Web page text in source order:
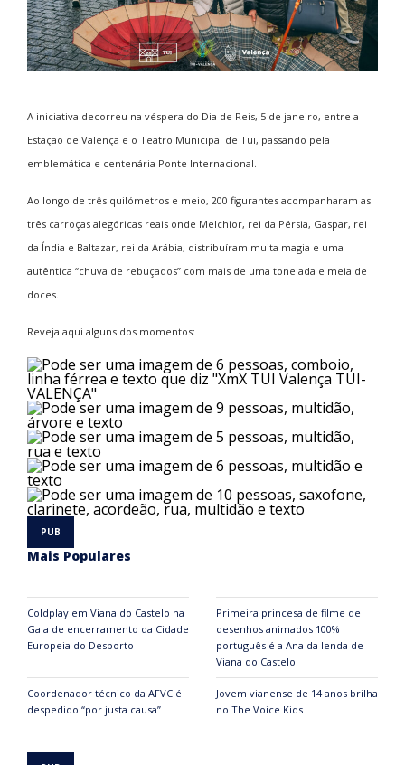
A iniciativa decorreu na véspera do Dia de Reis, 5 de janeiro, entre a
Estação de Valença e o Teatro Municipal de Tui, passando pela
emblemática e centenária Ponte Internacional.
Ao longo de três quilómetros e meio, 200 figurantes acompanharam as
três carroças alegóricas reais onde Melchior, rei da Pérsia, Gaspar, rei
da Índia e Baltazar, rei da Arábia, distribuíram muita magia e uma
autêntica “chuva de rebuçados” com mais de uma tonelada e meia de
doces.
Reveja aqui alguns dos momentos:
Mais Populares
Coldplay em Viana do Castelo na
Gala de encerramento da Cidade
Europeia do Desporto
Primeira princesa de filme de
desenhos animados 100%
português é a Ana da lenda de
Viana do Castelo
Coordenador técnico da AFVC é
despedido “por justa causa”
Jovem vianense de 14 anos brilha
no The Voice Kids